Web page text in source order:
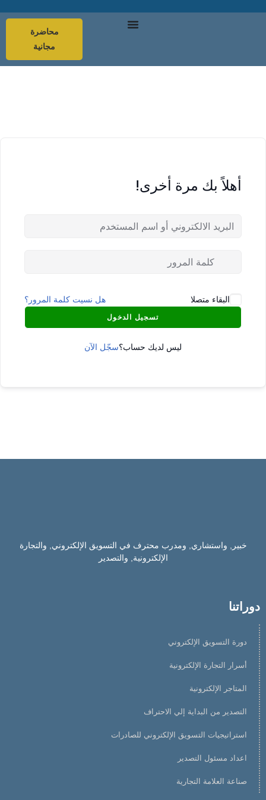
محاضرة
مجانية
أهلاً بك مرة أخرى!
البقاء متصلا هل نسيت كلمة المرور؟
تسجيل الدخول
ليس لديك حساب؟سجّل الآن
خبير, واستشاري, ومدرب محترف في التسويق الإلكتروني, والتجارة
الإلكترونية, والتصدير
دوراتنا
دورة التسويق الإلكتروني
أسرار التجارة الإلكترونية
المتاجر الإلكترونية
التصدير من البداية إلي الاحتراف
استراتيجيات التسويق الإلكتروني للصادرات
اعداد مسئول التصدير
صناعة العلامة التجارية